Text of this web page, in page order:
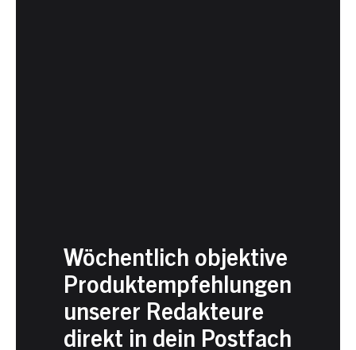
Wöchentlich objektive
Produktempfehlungen
unserer Redakteure
direkt in dein Postfach